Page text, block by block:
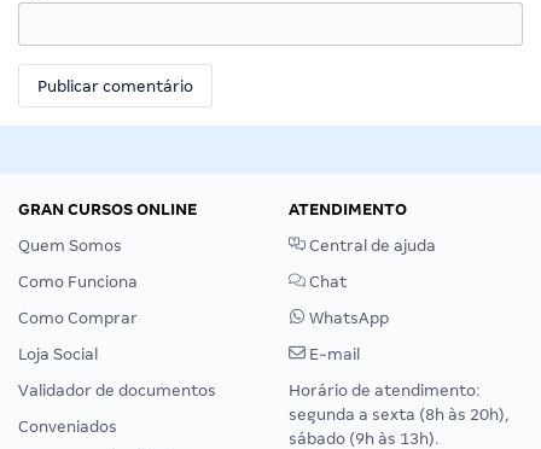
GRAN CURSOS ONLINE
Quem Somos
Como Funciona
Como Comprar
Loja Social
Validador de documentos
Conveniados
ATENDIMENTO
Central de ajuda
Chat
WhatsApp
E-mail
Horário de atendimento:
segunda a sexta (8h às 20h),
sábado (9h às 13h).